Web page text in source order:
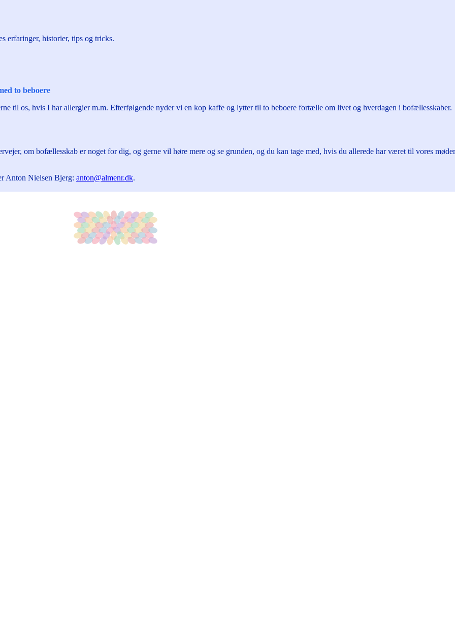
erfaringer, historier, tips og tricks.
to beboere
til os, hvis I har allergier m.m. Efterfølgende nyder vi en kop kaffe og lytter til to beboere fortælle om livet og hverdagen i bofællesskaber.
om bofællesskab er noget for dig, og gerne vil høre mere og se grunden, og du kan tage med, hvis du allerede har været til vores
Anton Nielsen Bjerg: anton@almenr.dk.